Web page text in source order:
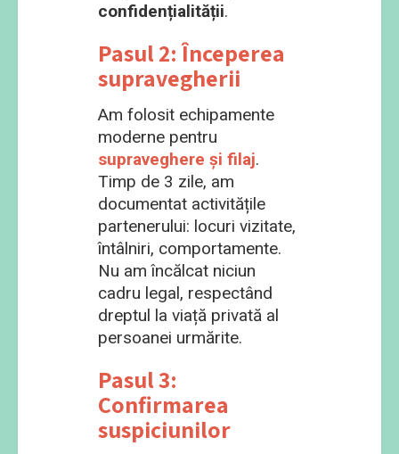
confidențialității.
Pasul 2: Începerea
supravegherii
Am folosit echipamente
moderne pentru
supraveghere și filaj.
Timp de 3 zile, am
documentat activitățile
partenerului: locuri vizitate,
întâlniri, comportamente.
Nu am încălcat niciun
cadru legal, respectând
dreptul la viață privată al
persoanei urmărite.
Pasul 3:
Confirmarea
suspiciunilor